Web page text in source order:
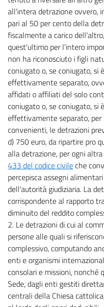
all'intera detrazione ovvero,
pari al 50 per cento della
fiscalmente a carico
quest'ultimo per l'intero
non ha riconosciuto i figli
coniugato o, se coniugato,
effettivamente separato,
affidati o affiliati del solo
coniugato o, se coniugato,
effettivamente separato, per
convenienti, le detrazioni
d) 750 euro, da ripartire pro
alla detrazione, per ogni
433 del codice civileche
percepisca assegni
dell'autorità giudiziaria. La
corrispondente al rapporto
diminuito del reddito
2. Le detrazioni di cui al
persone alle quali si
complessivo, computando
enti e organismi
consolari e missioni, nonché
Sede, dagli enti gestiti
centrali della Chiesa